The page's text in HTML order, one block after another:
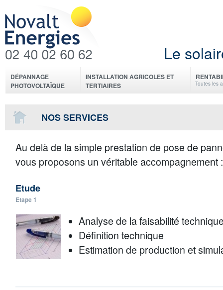
Le
DÉPANNAGE
PHOTOVOLTAÏQUE
INSTALLATION AGRICOLES ET
TERTIAIRES
Toutes les
NOS SERVICES
Au delà de la simple prestation de pose de
vous proposons un véritable accompagnement :
Etude
Etape 1
Analyse de la faisabilité
Définition technique
Estimation de production et